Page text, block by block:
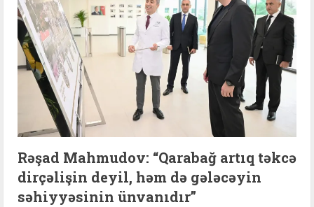
keçirilir
Rəşad Mahmudov: “Qarabağ artıq təkcə
dirçəlişin deyil, həm də gələcəyin
səhiyyəsinin ünvanıdır”